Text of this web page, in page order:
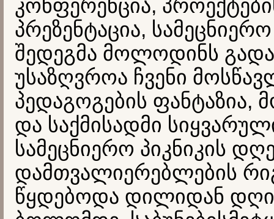
კონფერენცია,
პრეზენტაცია, სამეცნიერო
შედეგმა მოლოდინს
უსაზღვროა ჩვენი
პედაგოგების ფანტაზია,
და საქმისადმი
სამეცნიერო პიკნიკის
დამთვალიერებლების
წყდებოდა დილიდან